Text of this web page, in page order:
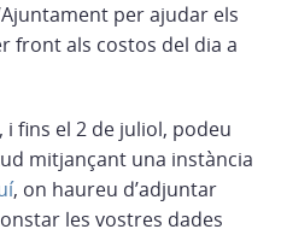
per ajudar els
front als costos del dia a
fins el 2 de juliol, podeu
mitjançant una instància
, on haureu d’adjuntar
les vostres dades